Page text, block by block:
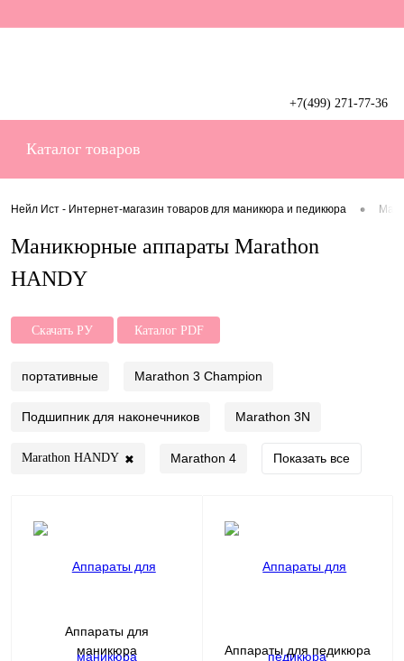
+7(499) 271-77-36
Каталог товаров
Нейл Ист - Интернет-магазин товаров для маникюра и педикюра •
Маникюрные аппараты Marathon
HANDY
Скачать РУ Каталог PDF
портативные Marathon 3 Champion
Подшипник для наконечников Marathon 3N
Marathon HANDY ✖ Marathon 4 Показать все
Аппараты для
маникюра
Аппараты для педикюра